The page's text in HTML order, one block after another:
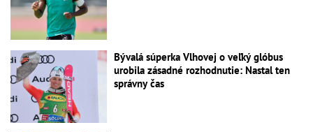
Bývalá súperka Vlhovej o veľký glóbus
urobila zásadné rozhodnutie: Nastal ten
správny čas